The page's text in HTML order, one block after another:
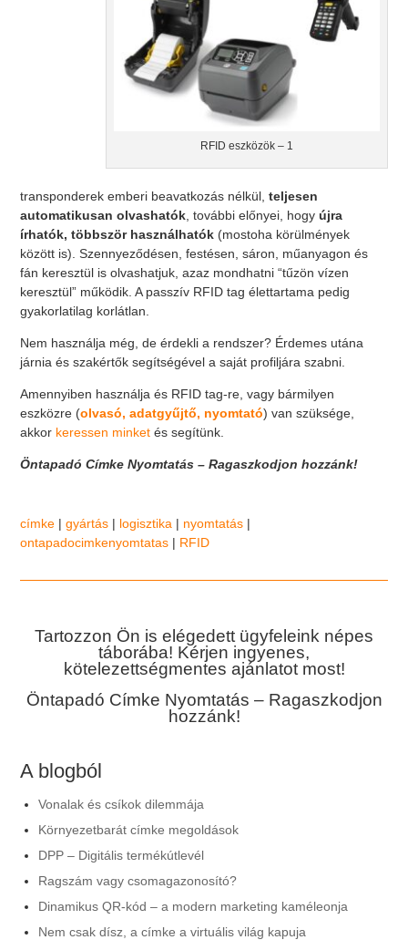
RFID eszközök – 1
transponderek emberi beavatkozás nélkül,teljesen
automatikusan olvashatók , további előnyei, hogyújra
írhatók, többször használhatók (mostoha körülmények
között is). Szennyeződésen, festésen, sáron, műanyagon és
fán keresztül is olvashatjuk, azaz mondhatni “tűzön vízen
keresztül” működik. A passzív RFID tag élettartama pedig
gyakorlatilag korlátlan.
Nem használja még, de érdekli a rendszer? Érdemes utána
járnia és szakértők segítségével a saját profiljára szabni.
Amennyiben használja és RFID tag-re, vagy bármilyen
eszközre (olvasó, adatgyűjtő, nyomtató) van szüksége,
akkor keressen minket és segítünk.
Öntapadó Címke Nyomtatás – Ragaszkodjon hozzánk!
címke |gyártás | logisztika | nyomtatás |
ontapadocimkenyomtatas | RFID
Tartozzon Ön is elégedett ügyfeleink népes
táborába! Kérjen ingyenes,
kötelezettségmentes ajánlatot most!
Öntapadó Címke Nyomtatás – Ragaszkodjon
hozzánk!
A blogból
Vonalak és csíkok dilemmája
Környezetbarát címke megoldások
DPP – Digitális termékútlevél
Ragszám vagy csomagazonosító?
Dinamikus QR-kód – a modern marketing kaméleonja
Nem csak dísz, a címke a virtuális világ kapuja